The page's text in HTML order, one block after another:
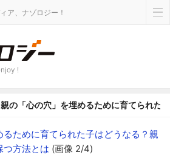
ア、ナゾロジー！
!
親の「心の穴」を埋めるために育てられた
ために育てられた子はどうなる？親
つ方法とは (画像 2/4)